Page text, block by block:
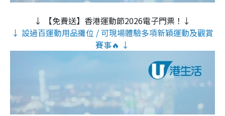
↓ 【免費送】香港運動節2026電子門票！↓
↓ 設過百運動用品攤位 / 可現場體驗多項新穎運動及觀賞
賽事🔥 ↓